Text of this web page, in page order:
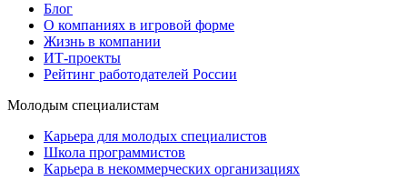
Блог
О компаниях в игровой форме
Жизнь в компании
ИТ-проекты
Рейтинг работодателей России
Молодым специалистам
Карьера для молодых специалистов
Школа программистов
Карьера в некоммерческих организациях